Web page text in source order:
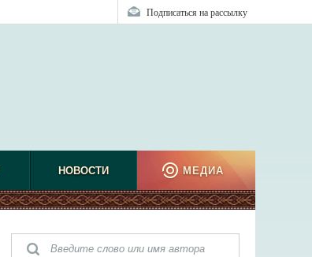
Подписаться на рассылку
НОВОСТИ МЕДИА